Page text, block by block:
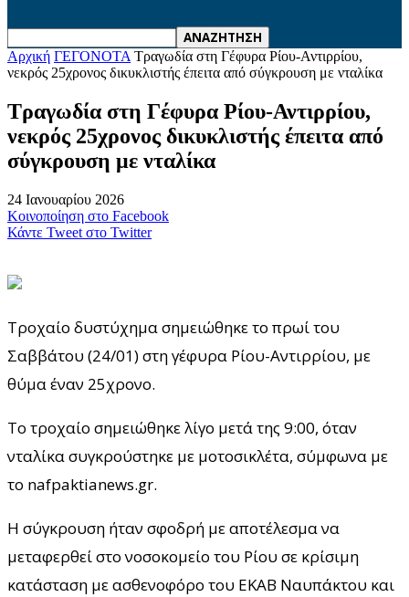
Αρχική ΓΕΓΟΝΟΤΑ Τραγωδία στη Γέφυρα Ρίου-Αντιρρίου,
νεκρός 25χρονος δικυκλιστής έπειτα από σύγκρουση με νταλίκα
Τραγωδία στη Γέφυρα Ρίου-Αντιρρίου,
νεκρός 25χρονος δικυκλιστής έπειτα από
σύγκρουση με νταλίκα
24 Ιανουαρίου 2026
Κοινοποίηση στο Facebook
Κάντε Tweet στο Twitter
Τροχαίο δυστύχημα σημειώθηκε το πρωί του
Σαββάτου (24/01) στη γέφυρα Ρίου-Αντιρρίου, με
θύμα έναν 25χρονο.
Το τροχαίο σημειώθηκε λίγο μετά της 9:00, όταν
νταλίκα συγκρούστηκε με μοτοσικλέτα, σύμφωνα με
το nafpaktianews.gr.
Η σύγκρουση ήταν σφοδρή με αποτέλεσμα να
μεταφερθεί στο νοσοκομείο του Ρίου σε κρίσιμη
κατάσταση με ασθενοφόρο του ΕΚΑΒ Ναυπάκτου και